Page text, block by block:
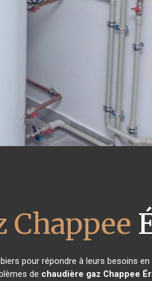
Chappee
pour répondre à leurs besoins en
de chaudière gaz Chappee